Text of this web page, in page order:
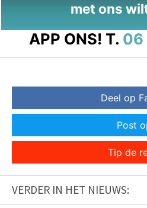
met ons
APP ONS! T. 06
Deel op
Post
Tip de
VERDER IN HET NIEUWS: